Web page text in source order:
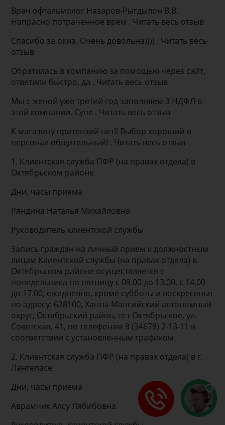
Врач офтальмолог Назаров-Рыгдылон В.В.
Напрасно потраченное врем . Читать весь отзыв
Спасибо за окна. Очень довольна)))) . Читать весь
отзыв
Обратилась в компанию за помощью через сайт,
ответили быстро, да . Читать весь отзыв
Мы с женой уже третий год заполняем 3 НДФЛ в
этой компании. Супе . Читать весь отзыв
К магазину притензий нет!! Выбор хороший и
персонал общительный! . Читать весь отзыв
1. Клиентская служба ПФР (на правах отдела) в
Октябрьском районе
Дни, часы приема
Ряндина Наталья Михайловна
Руководитель клиентской службы
Запись граждан на личный прием к должностным
лицам Клиентской службы (на правах отдела) в
Октябрьском районе осуществляется с
понедельника по пятницу с 09.00 до 13.00, с 14.00
до 17.00, ежедневно, кроме субботы и воскресенья
по адресу: 628100, Ханты-Мансийский автономный
округ, Октябрьский район, пгт Октябрьское, ул.
Советская, 41, по телефонам 8 (34678) 2-13-11 в
соответствии с установленным графиком.
2. Клиентская служба ПФР (на правах отдела) в г.
Лангепасе
Дни, часы приема
Аврамчик Алсу Лябибовна